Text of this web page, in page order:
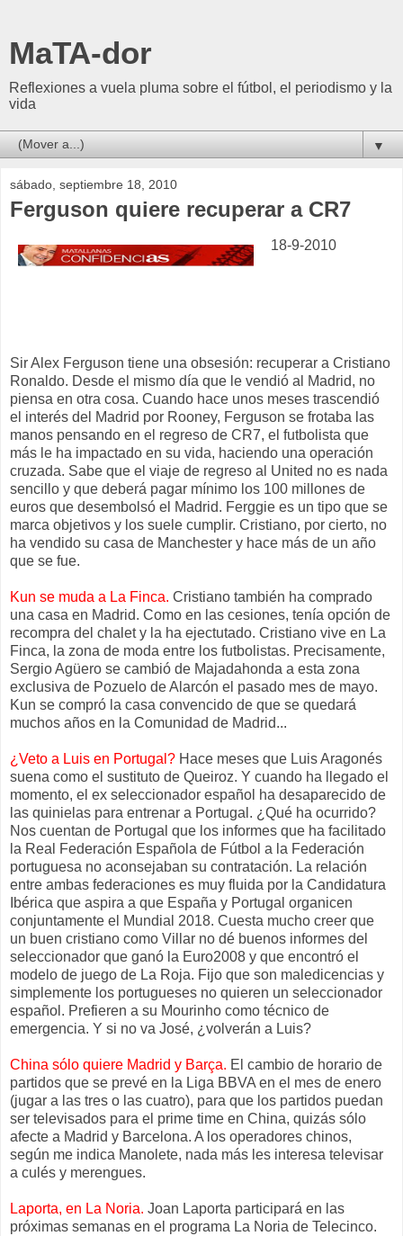
MaTA-dor
Reflexiones a vuela pluma sobre el fútbol, el periodismo y la
vida
▼
sábado, septiembre 18, 2010
Ferguson quiere recuperar a CR7
18-9-2010
Sir Alex Ferguson tiene una obsesión: recuperar a Cristiano
Ronaldo. Desde el mismo día que le vendió al Madrid, no
piensa en otra cosa. Cuando hace unos meses trascendió
el interés del Madrid por Rooney, Ferguson se frotaba las
manos pensando en el regreso de CR7, el futbolista que
más le ha impactado en su vida, haciendo una operación
cruzada. Sabe que el viaje de regreso al United no es nada
sencillo y que deberá pagar mínimo los 100 millones de
euros que desembolsó el Madrid. Ferggie es un tipo que se
marca objetivos y los suele cumplir. Cristiano, por cierto, no
ha vendido su casa de Manchester y hace más de un año
que se fue.
Kun se muda a La Finca. Cristiano también ha comprado
una casa en Madrid. Como en las cesiones, tenía opción de
recompra del chalet y la ha ejectutado. Cristiano vive en La
Finca, la zona de moda entre los futbolistas. Precisamente,
Sergio Agüero se cambió de Majadahonda a esta zona
exclusiva de Pozuelo de Alarcón el pasado mes de mayo.
Kun se compró la casa convencido de que se quedará
muchos años en la Comunidad de Madrid...
¿Veto a Luis en Portugal? Hace meses que Luis Aragonés
suena como el sustituto de Queiroz. Y cuando ha llegado el
momento, el ex seleccionador español ha desaparecido de
las quinielas para entrenar a Portugal. ¿Qué ha ocurrido?
Nos cuentan de Portugal que los informes que ha facilitado
la Real Federación Española de Fútbol a la Federación
portuguesa no aconsejaban su contratación. La relación
entre ambas federaciones es muy fluida por la Candidatura
Ibérica que aspira a que España y Portugal organicen
conjuntamente el Mundial 2018. Cuesta mucho creer que
un buen cristiano como Villar no dé buenos informes del
seleccionador que ganó la Euro2008 y que encontró el
modelo de juego de La Roja. Fijo que son maledicencias y
simplemente los portugueses no quieren un seleccionador
español. Prefieren a su Mourinho como técnico de
emergencia. Y si no va José, ¿volverán a Luis?
China sólo quiere Madrid y Barça. El cambio de horario de
partidos que se prevé en la Liga BBVA en el mes de enero
(jugar a las tres o las cuatro), para que los partidos puedan
ser televisados para el prime time en China, quizás sólo
afecte a Madrid y Barcelona. A los operadores chinos,
según me indica Manolete, nada más les interesa televisar
a culés y merengues.
Laporta, en La Noria. Joan Laporta participará en las
próximas semanas en el programa La Noria de Telecinco.